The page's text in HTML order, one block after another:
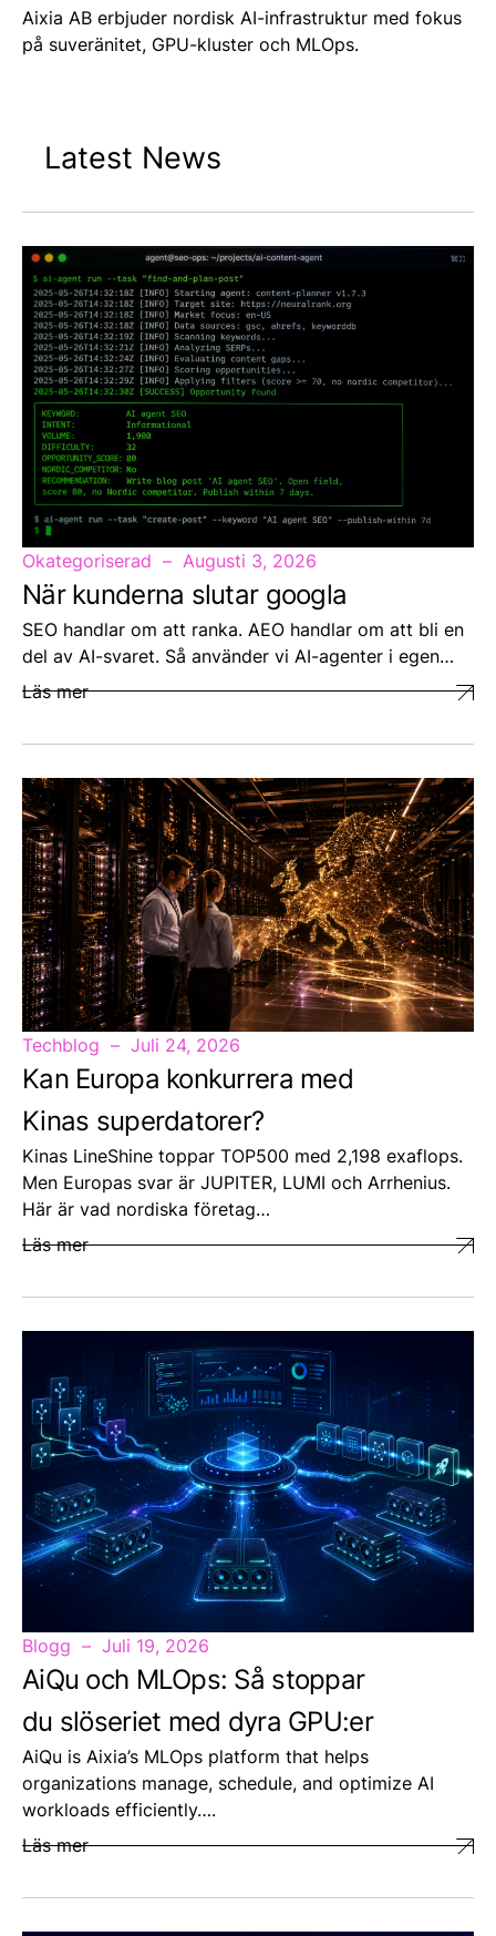
Aixia AB erbjuder nordisk AI-infrastruktur med fokus
på suveränitet, GPU-kluster och MLOps.
Latest News
Okategoriserad Augusti 3, 2026
När kunderna slutar googla
SEO handlar om att ranka. AEO handlar om att bli en
del av AI-svaret. Så använder vi AI-agenter i egen…
Läs mer
Techblog Juli 24, 2026
Kan Europa konkurrera med
Kinas superdatorer?
Kinas LineShine toppar TOP500 med 2,198 exaflops.
Men Europas svar är JUPITER, LUMI och Arrhenius.
Här är vad nordiska företag…
Läs mer
Blogg Juli 19, 2026
AiQu och MLOps: Så stoppar
du slöseriet med dyra GPU:er
AiQu is Aixia’s MLOps platform that helps
organizations manage, schedule, and optimize AI
workloads efficiently….
Läs mer